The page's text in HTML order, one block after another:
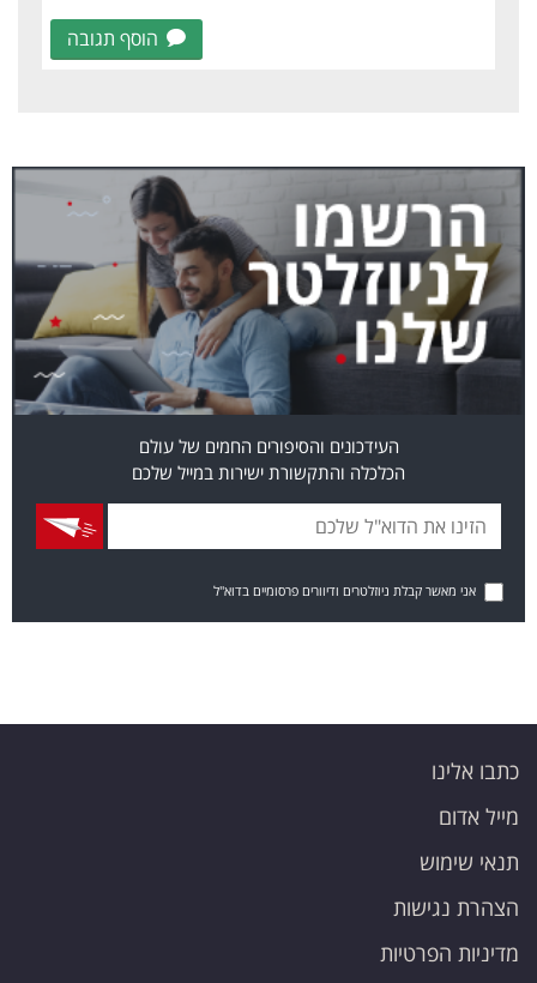
הוסף תגובה
העידכונים והסיפורים החמים של עולם
הכלכלה והתקשורת ישירות במייל שלכם
אני מאשר קבלת ניוזלטרים ודיוורים פרסומיים בדוא"ל
כתבו אלינו
מייל אדום
תנאי שימוש
הצהרת נגישות
מדיניות הפרטיות